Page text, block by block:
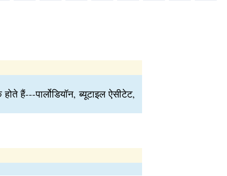
हैं---पार्लोडियॉन, ब्यूटाइल ऐसीटेट,